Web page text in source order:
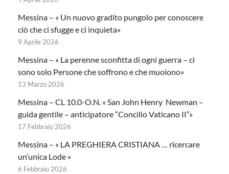
Messina – « Un nuovo gradito pungolo per conoscere
ciò che ci sfugge e ci inquieta»
9 Aprile 2026
Messina – « La perenne sconfitta di ogni guerra – ci
sono solo Persone che soffrono e che muoiono»
13 Marzo 2026
Messina – CL 10.0-O.N. « San John Henry Newman –
guida gentile – anticipatore “Concilio Vaticano II”»
17 Febbraio 2026
Messina – « LA PREGHIERA CRISTIANA … ricercare
un’unica Lode »
6 Febbraio 2026